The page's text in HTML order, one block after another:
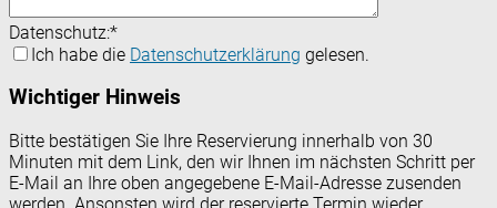
Datenschutz:*
Ich habe die Datenschutzerklärung gelesen.
Wichtiger Hinweis
Bitte bestätigen Sie Ihre Reservierung innerhalb von 30
Minuten mit dem Link, den wir Ihnen im nächsten Schritt per
E-Mail an Ihre oben angegebene E-Mail-Adresse zusenden